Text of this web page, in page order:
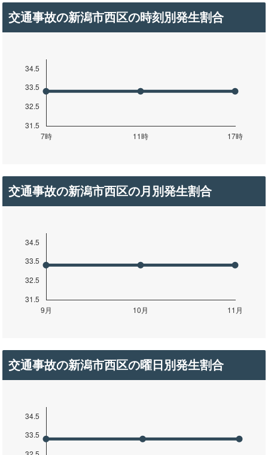
交通事故の新潟市西区の時刻別発生割合
交通事故の新潟市西区の月別発生割合
交通事故の新潟市西区の曜日別発生割合